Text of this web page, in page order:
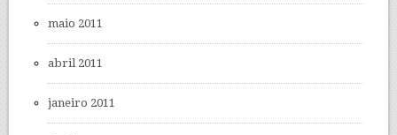
maio 2011
abril 2011
janeiro 2011